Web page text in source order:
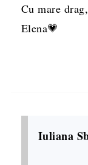
Cu mare drag,
Elena💗
Iuliana